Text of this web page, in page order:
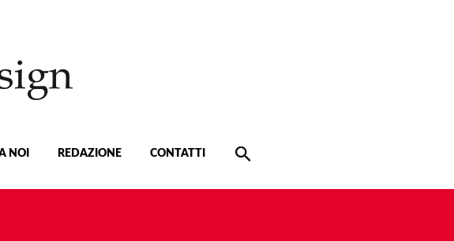
NOI REDAZIONE CONTATTI